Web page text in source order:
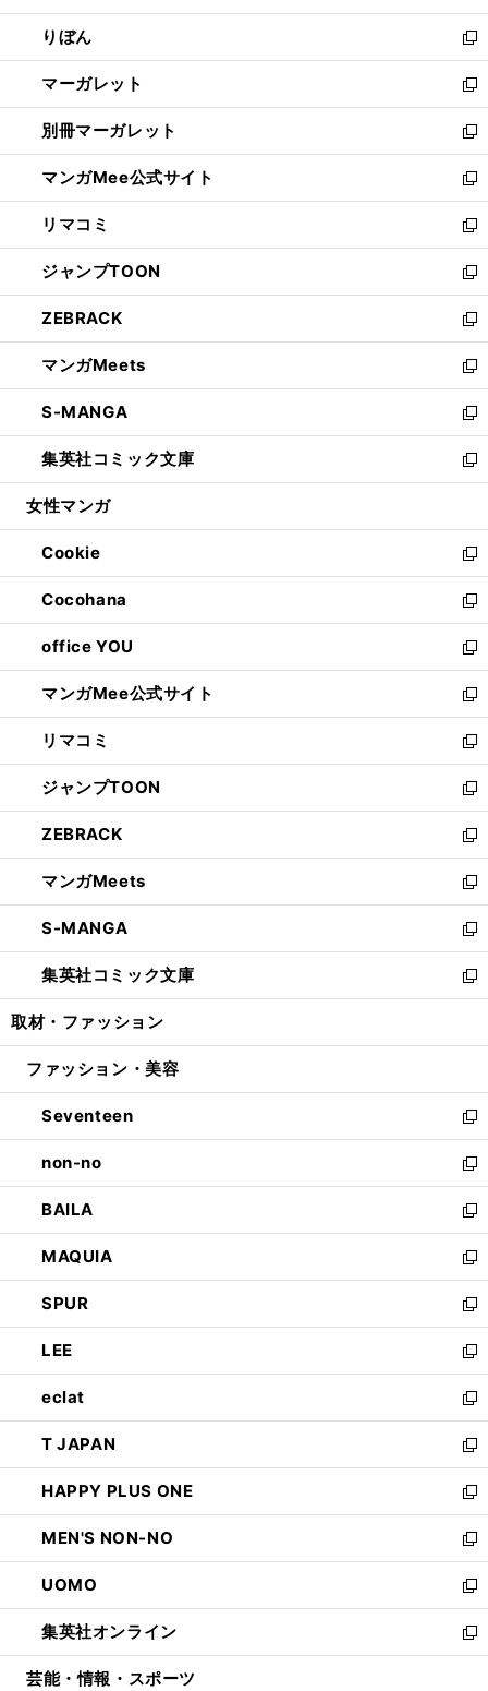
開
く
ウ
で
開
く
ン
ド
ウ
で
開
く
ウ
ィ
ン
ド
ウ
で
開
く
りぼん
新
し
い
ウ
ィ
ン
ド
ウ
で
開
く
マーガレット
新
し
い
ウ
ィ
ン
ド
ウ
で
開
く
別冊マーガレット
新
し
い
ウ
ィ
ン
ド
ウ
で
開
く
マンガMee公式サイト
新
し
い
ウ
ィ
ン
ド
ウ
で
開
く
リマコミ
新
し
い
ウ
ィ
ン
ド
ウ
で
開
く
ジャンプTOON
新
し
い
ウ
ィ
ン
ド
ウ
で
開
ZEBRACK
新
し
い
ウ
ィ
ン
ド
ウ
開
く
マンガMeets
新
し
い
ウ
ィ
ン
ウ
で
開
く
S-MANGA
新
し
い
ウ
ン
ド
ウ
で
開
く
集英社コミック文庫
新
し
ウ
ィ
ン
ド
ウ
で
開
く
女性マンガ
Cookie
新
し
い
ウ
ィ
ン
ド
ウ
で
開
く
Cocohana
新
し
い
ウ
ィ
ン
ド
ウ
で
開
く
office YOU
新
し
い
ウ
ィ
ン
ド
ウ
で
開
く
マンガMee公式サイト
新
し
い
ウ
ィ
ン
ド
ウ
で
開
く
リマコミ
新
し
い
ウ
ィ
ン
ド
ウ
で
開
く
ジャンプTOON
新
し
い
ウ
ィ
ン
ド
ウ
で
開
ZEBRACK
新
し
い
ウ
ィ
ン
ド
ウ
開
マンガMeets
新
し
い
ウ
ィ
ン
ウ
開
く
S-MANGA
新
し
い
ウ
ン
ウ
で
開
く
集英社コミック文庫
新
し
ウ
ン
ド
ウ
で
開
く
取材・ファッション
ファッション・美容
Seventeen
新
し
い
ウ
ィ
ン
ド
ウ
で
開
く
non-no
新
し
い
ウ
ィ
ン
ド
ウ
で
開
く
BAILA
新
し
い
ウ
ィ
ン
ド
ウ
で
開
く
MAQUIA
新
し
い
ウ
ィ
ン
ド
ウ
で
開
く
SPUR
新
し
い
ウ
ィ
ン
ド
ウ
で
開
く
LEE
新
し
い
ウ
ィ
ン
ド
ウ
で
開
く
eclat
新
し
い
ウ
ィ
ン
ド
ウ
で
開
く
T JAPAN
新
し
い
ウ
ィ
ン
ド
ウ
で
開
HAPPY PLUS ONE
新
し
い
ウ
ィ
ン
ド
ウ
MEN'S NON-NO
新
し
い
ウ
ィ
ン
UOMO
新
し
い
ウ
集英社オンライン
新
し
芸能・情報・スポーツ